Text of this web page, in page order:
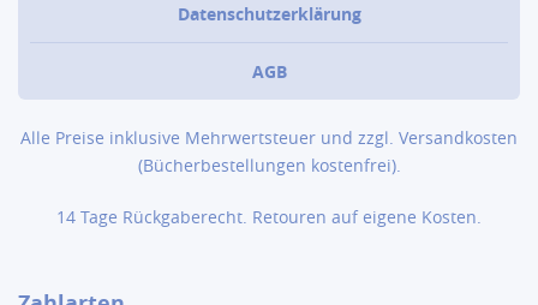
Datenschutzerklärung
AGB
Alle Preise inklusive Mehrwertsteuer und zzgl. Versandkosten
(Bücher­bestellungen kostenfrei).
14 Tage Rückgaberecht. Retouren auf eigene Kosten.